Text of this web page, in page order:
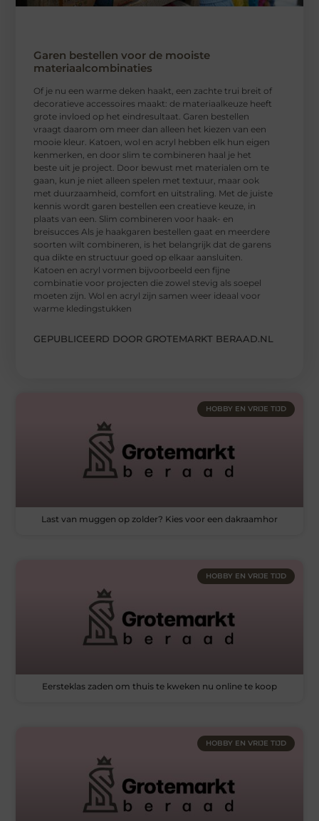
Garen bestellen voor de mooiste
materiaalcombinaties
Of je nu een warme deken haakt, een zachte trui breit of
decoratieve accessoires maakt: de materiaalkeuze heeft
grote invloed op het eindresultaat. Garen bestellen
vraagt daarom om meer dan alleen het kiezen van een
mooie kleur. Katoen, wol en acryl hebben elk hun eigen
kenmerken, en door slim te combineren haal je het
beste uit je project. Door bewust met materialen om te
gaan, kun je niet alleen spelen met textuur, maar ook
met duurzaamheid, comfort en uitstraling. Met de juiste
kennis wordt garen bestellen een creatieve keuze, in
plaats van een. Slim combineren voor haak- en
breisucces Als je haakgaren bestellen gaat en meerdere
soorten wilt combineren, is het belangrijk dat de garens
qua dikte en structuur goed op elkaar aansluiten.
Katoen en acryl vormen bijvoorbeeld een fijne
combinatie voor projecten die zowel stevig als soepel
moeten zijn. Wol en acryl zijn samen weer ideaal voor
warme kledingstukken
GEPUBLICEERD DOOR GROTEMARKT BERAAD.NL
HOBBY EN VRIJE TIJD
Last van muggen op zolder? Kies voor een dakraamhor
HOBBY EN VRIJE TIJD
Eersteklas zaden om thuis te kweken nu online te koop
HOBBY EN VRIJE TIJD